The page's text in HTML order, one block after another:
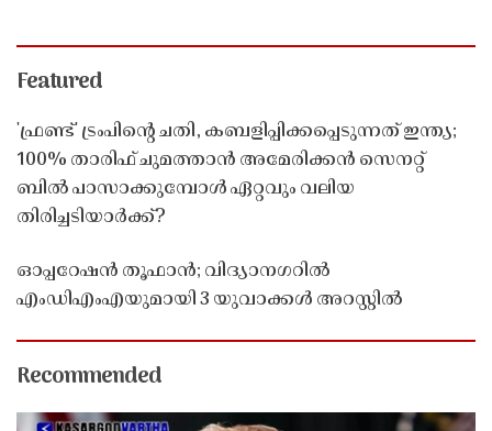
Featured
'ഫ്രണ്ട്' ട്രംപിന്റെ ചതി, കബളിപ്പിക്കപ്പെടുന്നത് ഇന്ത്യ;
100% താരിഫ് ചുമത്താൻ അമേരിക്കൻ സെനറ്റ്
ബിൽ പാസാക്കുമ്പോൾ ഏറ്റവും വലിയ
തിരിച്ചടിയാർക്ക്?
ഓപ്പറേഷൻ തൂഫാൻ; വിദ്യാനഗറിൽ
എംഡിഎംഎയുമായി 3 യുവാക്കൾ അറസ്റ്റിൽ
Recommended